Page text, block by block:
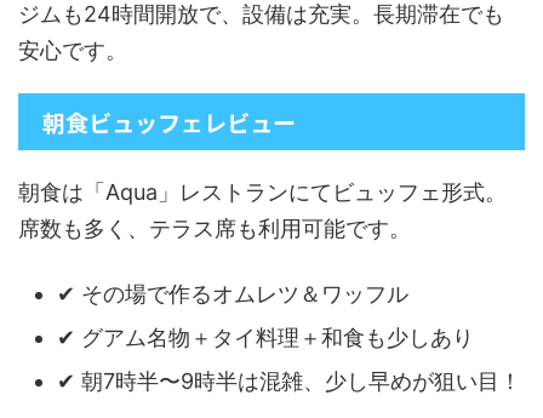
ジムも24時間開放で、設備は充実。長期滞在でも
安心です。
朝食ビュッフェレビュー
朝食は「Aqua」レストランにてビュッフェ形式。
席数も多く、テラス席も利用可能です。
✔ その場で作るオムレツ＆ワッフル
✔ グアム名物＋タイ料理＋和食も少しあり
✔ 朝7時半〜9時半は混雑、少し早めが狙い目！